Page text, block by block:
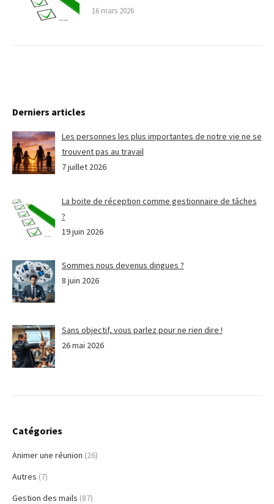
16 mars 2026
Derniers articles
Les personnes les plus importantes de notre vie ne se
trouvent pas au travail
7 juillet 2026
La boite de réception comme gestionnaire de tâches
?
19 juin 2026
Sommes nous devenus dingues ?
8 juin 2026
Sans objectif, vous parlez pour ne rien dire !
26 mai 2026
Catégories
Animer une réunion (26)
Autres (7)
Gestion des mails (87)